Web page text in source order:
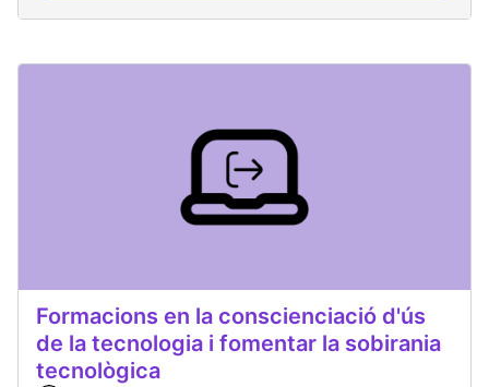
Formacions en la conscienciació d'ús
de la tecnologia i fomentar la sobirania
tecnològica